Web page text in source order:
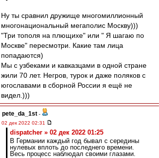
Ну ты сравнил дружище многомиллионный
многонациональный мегаполис Москву)))
"Три тополя на плющихе" или " Я шагаю по
Москве" пересмотри. Какие там лица
попадаются)
Мы с узбеками и кавказцами в одной стране
жили 70 лет. Негров, турок и даже поляков с
югославами в сборной России я ещё не
видел.)))
pete_da_1st -
02 дек 2022 02:31
dispatcher » 02 дек 2022 01:25
В Германии каждый год бывал с середины
нулевых вплоть до последнего времени.
Весь процесс наблюдал своими глазами.